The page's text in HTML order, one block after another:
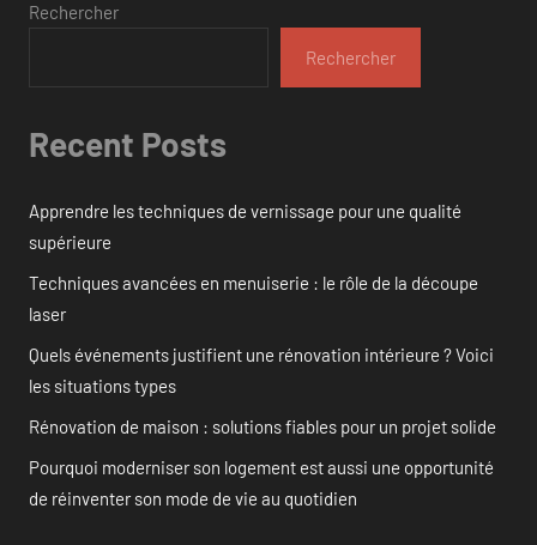
Rechercher
Rechercher
Recent Posts
Apprendre les techniques de vernissage pour une qualité
supérieure
Techniques avancées en menuiserie : le rôle de la découpe
laser
Quels événements justifient une rénovation intérieure ? Voici
les situations types
Rénovation de maison : solutions fiables pour un projet solide
Pourquoi moderniser son logement est aussi une opportunité
de réinventer son mode de vie au quotidien